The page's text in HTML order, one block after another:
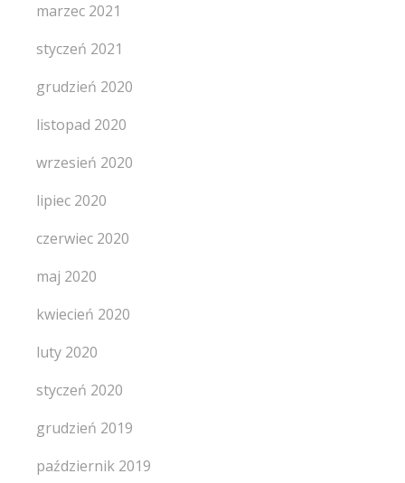
marzec 2021
styczeń 2021
grudzień 2020
listopad 2020
wrzesień 2020
lipiec 2020
czerwiec 2020
maj 2020
kwiecień 2020
luty 2020
styczeń 2020
grudzień 2019
październik 2019